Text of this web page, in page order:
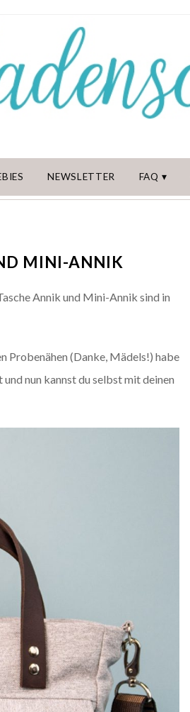
NEWSLETTER FAQ
MINI-ANNIK
Annik und Mini-Annik sind in
Probenähen (Danke, Mädels!) habe
nun kannst du selbst mit deinen